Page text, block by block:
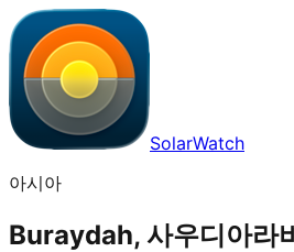
SolarWatch
아시아
Buraydah, 사우디아라